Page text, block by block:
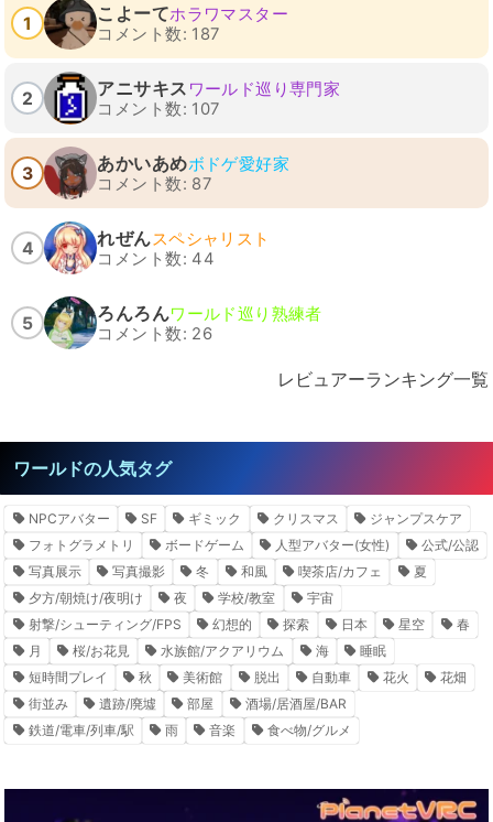
1 こよーてホラワマスター
コメント数: 187
2 アニサキス ワールド巡り専門家
コメント数: 107
3 あかいあめボドゲ愛好家
コメント数: 87
4 れぜんスペシャリスト
コメント数: 44
5 ろんろんワールド巡り熟練者
コメント数: 26
レビュアーランキング一覧
ワールドの人気タグ
NPCアバター SF ギミック クリスマス
ジャンプスケア
フォトグラメトリ
ボードゲーム 人型アバター(女性)
公式/公認
写真展示
写真撮影 冬 和風 喫茶店/カフェ
夏
夕方/朝焼け/夜明け
夜 学校/教室
宇宙
射撃/シューティング/FPS
幻想的 探索 日本 星空
春
月
桜/お花見 水族館/アクアリウム 海
睡眠
短時間プレイ
秋 美術館 脱出 自動車 花火
花畑
街並み
遺跡/廃墟 部屋
酒場/居酒屋/BAR
鉄道/電車/列車/駅
雨 音楽 食べ物/グルメ